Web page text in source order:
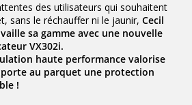
des utilisateurs qui souhaitent
sans le réchauffer ni le jaunir, Cecil
sa gamme avec une nouvelle
VX302i.
haute performance valorise
au parquet une protection
!